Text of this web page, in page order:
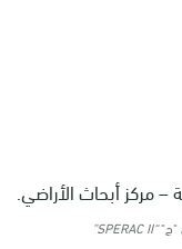
"ج"“SPERAC II”